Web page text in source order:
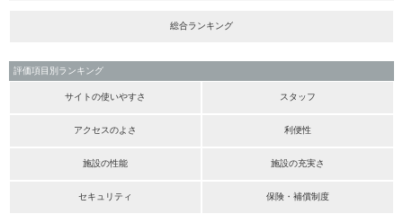
総合ランキング
評価項目別ランキング
サイトの使いやすさ スタッフ
アクセスのよさ 利便性
施設の性能 施設の充実さ
セキュリティ 保険・補償制度